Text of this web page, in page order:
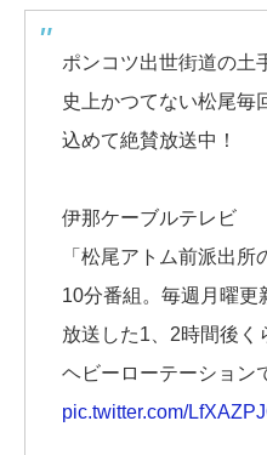
ポンコツ出世街道の土
史上かつてない松尾毎
込めて絶賛放送中！
伊那ケーブルテレビ
「松尾アトム前派出所
10分番組。毎週月曜更
放送した1、2時間後く
ヘビーローテーション
pic.twitter.com/